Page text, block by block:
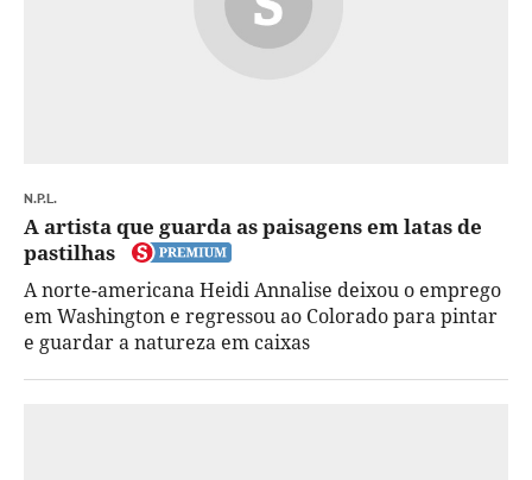
N.P.L.
A artista que guarda as paisagens em latas de
pastilhas
A norte-americana Heidi Annalise deixou o emprego
em Washington e regressou ao Colorado para pintar
e guardar a natureza em caixas